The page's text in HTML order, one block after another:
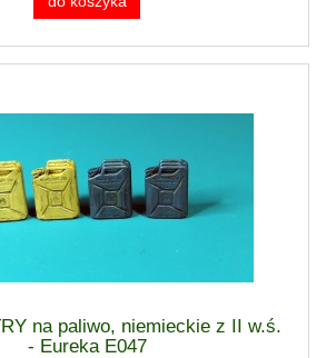
na paliwo, niemieckie z II w.ś.
- Eureka E047